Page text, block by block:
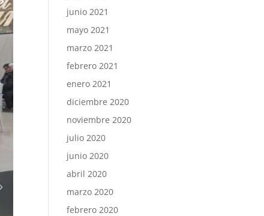
junio 2021
mayo 2021
marzo 2021
febrero 2021
enero 2021
diciembre 2020
noviembre 2020
julio 2020
junio 2020
abril 2020
marzo 2020
febrero 2020